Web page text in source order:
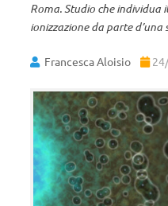
Roma. Studio che individua
ionizzazione da parte
Francesca Aloisio